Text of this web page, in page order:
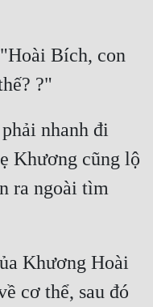
Bích, con
nhanh đi
Khương cũng lộ
ra ngoài tìm
Khương Hoài
cơ thể, sau đó